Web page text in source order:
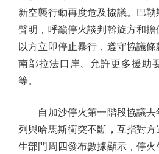
新空襲行動再度危及協議。巴
聲明，呼籲停火談判斡旋方和
以方立即停止暴行，遵守協議
南部拉法口岸、允許更多援助
等。
自加沙停火第一階段協議去
列與哈馬斯衝突不斷，互指對
生部門周四發布數據顯示，停